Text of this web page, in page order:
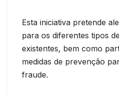
Esta iniciativa pretende
para os diferentes tipos
existentes, bem como
medidas de prevenção
fraude.